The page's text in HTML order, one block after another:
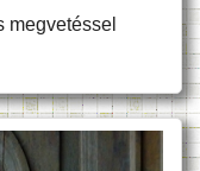
megvetéssel